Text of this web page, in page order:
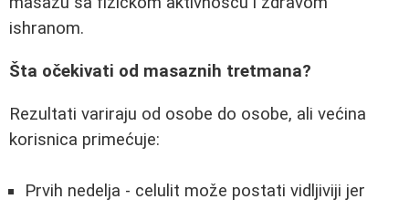
ishranom.
Šta očekivati od masaznih tretmana?
Rezultati variraju od osobe do osobe, ali većina
korisnica primećuje:
Prvih nedelja - celulit može postati vidljiviji jer